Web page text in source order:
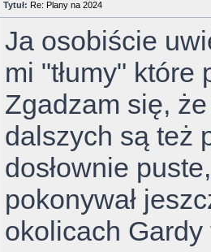
Tytuł: Re: Plany na 2024
Ja osobiście
mi "tłumy"
Zgadzam się,
dalszych są też
dosłownie
pokonywał
okolicach